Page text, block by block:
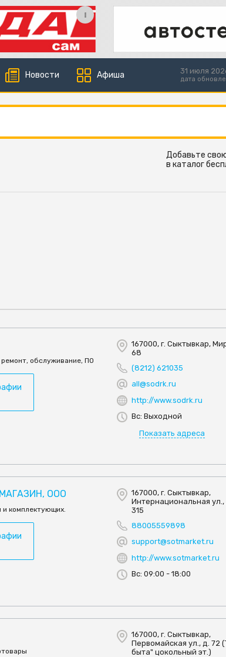
Новости Афиша 31 июля
дата
Добавьте
в каталог
обслуживание, ПО
167000, г. Сыктывкар,
68
(8212) 621035
all@sodrk.ru
http://www.sodrk.ru
Вс: Выходной
Показать адреса
ООО
комплектующих.
167000, г. Сыктывкар,
Интернациональная ул.,
315
88005559898
support@sotmarket.ru
http://www.sotmarket.ru
Вс: 09:00 - 18:00
167000, г. Сыктывкар,
Первомайская ул., д. 72
быта" цокольный эт.)